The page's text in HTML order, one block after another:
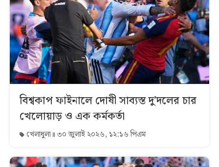
বিশ্বকাপ ফাইনালে দোষী সাব্যস্ত দু’দলের চার
খেলোয়াড় ও এক কর্মকর্তা
খেলাধুলা ৩০ জুলাই ২০২৬, ১২:১৬ পিএম